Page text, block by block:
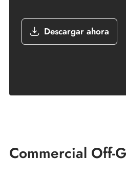
Descargar ahora
Commercial Off-